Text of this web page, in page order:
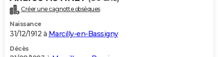
Créer une cagnotte obsèques
Naissance
31/12/1912 à Marcilly-en-Bassigny
Décès